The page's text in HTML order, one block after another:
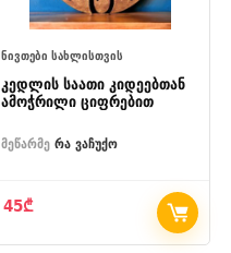
ᲜᲘᲕᲗᲔᲑᲘ ᲡᲐᲮᲚᲘᲡᲗᲕᲘᲡ
კედლის საათი კიდეებთან
ამოჭრილი ციფრებით
მეწარმე რა ვაჩუქო
45₾